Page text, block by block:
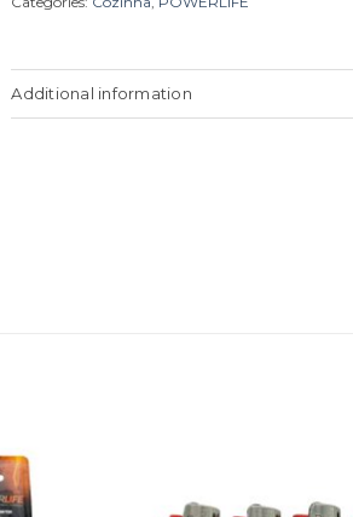
Additional information